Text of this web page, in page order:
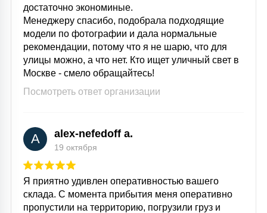
достаточно экономиные.
Менеджеру спасибо, подобрала подходящие
модели по фотографии и дала нормальные
рекомендации, потому что я не шарю, что для
улицы можно, а что нет. Кто ищет уличный свет в
Москве - смело обращайтесь!
Посмотреть ответ организации
A alex-nefedoff a.
19 октября
Я приятно удивлен оперативностью вашего
склада. С момента прибытия меня оперативно
пропустили на территорию, погрузили груз и